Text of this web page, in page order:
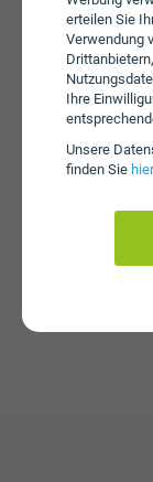
erteilen Sie
Verwendung
Ihre
Unsere
finden Sie hier
oder mit